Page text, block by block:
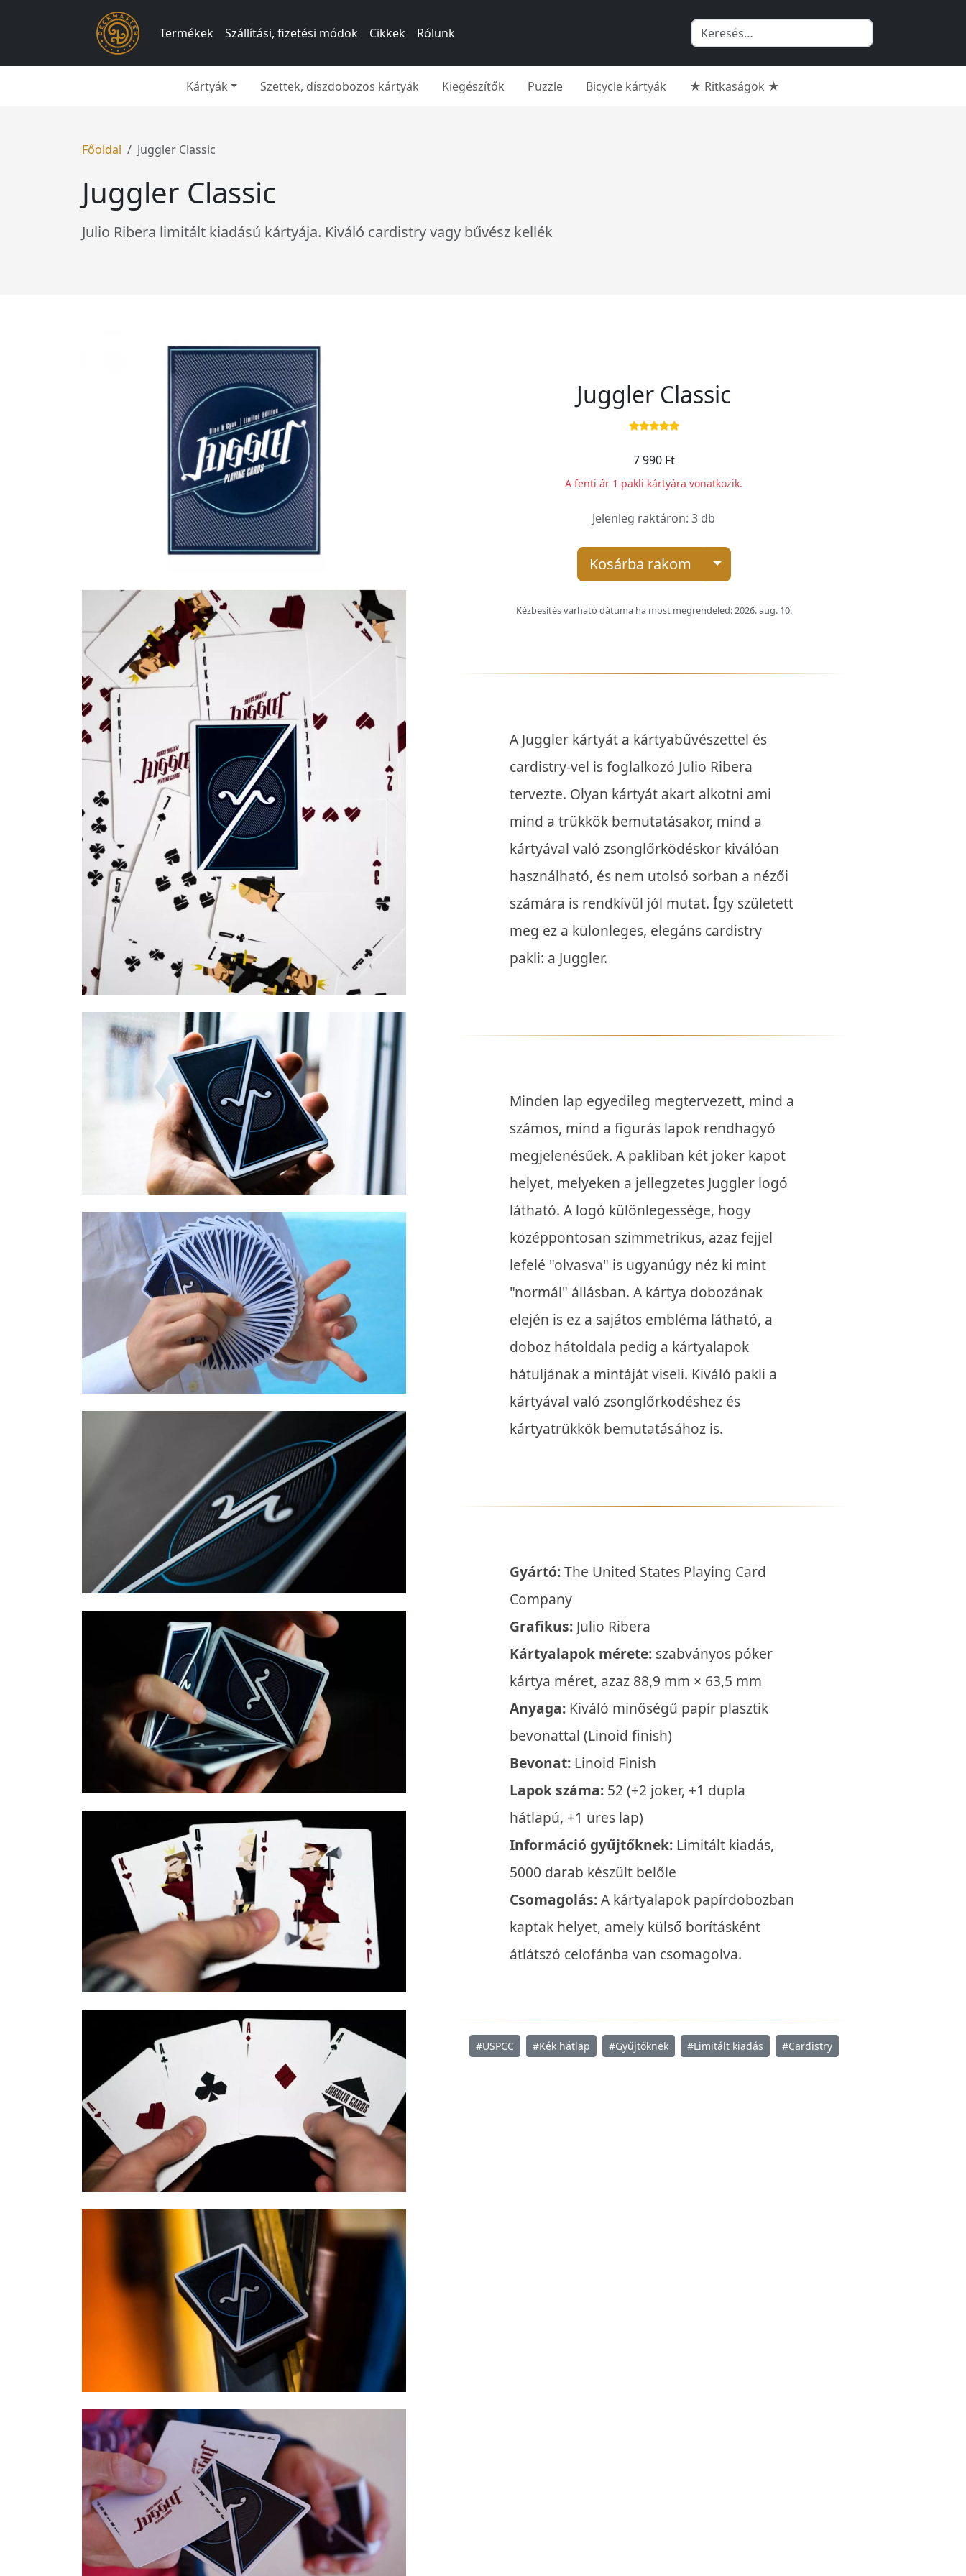
Termékek Szállítási, fizetési módok Cikkek Rólunk
Kártyák Szettek, díszdobozos kártyák Kiegészítők Puzzle Bicycle kártyák ★ Ritkaságok ★
Főoldal Juggler Classic
Juggler Classic
Julio Ribera limitált kiadású kártyája. Kiváló cardistry vagy bűvész kellék
Juggler Classic
7 990 Ft
A fenti ár 1 pakli kártyára vonatkozik.
Jelenleg raktáron: 3 db
Kosárba rakom
Kézbesítés várható dátuma ha most megrendeled: 2026. aug. 10.
A Juggler kártyát a kártyabűvészettel és
cardistry-vel is foglalkozó Julio Ribera
tervezte. Olyan kártyát akart alkotni ami
mind a trükkök bemutatásakor, mind a
kártyával való zsonglőrködéskor kiválóan
használható, és nem utolsó sorban a nézői
számára is rendkívül jól mutat. Így született
meg ez a különleges, elegáns cardistry
pakli: a Juggler.
Minden lap egyedileg megtervezett, mind a
számos, mind a figurás lapok rendhagyó
megjelenésűek. A pakliban két joker kapot
helyet, melyeken a jellegzetes Juggler logó
látható. A logó különlegessége, hogy
középpontosan szimmetrikus, azaz fejjel
lefelé "olvasva" is ugyanúgy néz ki mint
"normál" állásban. A kártya dobozának
elején is ez a sajátos embléma látható, a
doboz hátoldala pedig a kártyalapok
hátuljának a mintáját viseli. Kiváló pakli a
kártyával való zsonglőrködéshez és
kártyatrükkök bemutatásához is.
Gyártó:The United States Playing Card
Company
Grafikus: Julio Ribera
Kártyalapok mérete: szabványos póker
kártya méret, azaz 88,9 mm × 63,5 mm
Anyaga: Kiváló minőségű papír plasztik
bevonattal (Linoid finish)
Bevonat: Linoid Finish
Lapok száma: 52 (+2 joker, +1 dupla
hátlapú, +1 üres lap)
Információ gyűjtőknek: Limitált kiadás,
5000 darab készült belőle
Csomagolás:A kártyalapok papírdobozban
kaptak helyet, amely külső borításként
átlátszó celofánba van csomagolva.
#USPCC #Kék hátlap #Gyűjtőknek #Limitált kiadás #Cardistry